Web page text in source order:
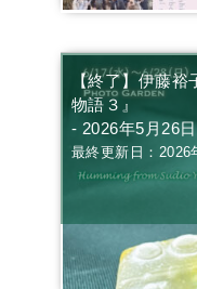
【終了】伊藤
物語３』
- 2026年5月26日
最終更新日：2026